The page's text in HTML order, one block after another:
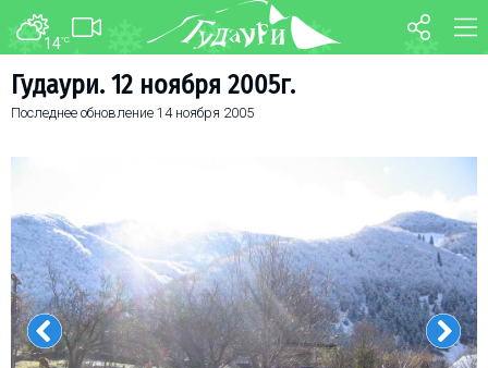
14°C
Гудаури. 12 ноября 2005г.
Последнее обновление 14 ноября 2005
ФОРУМ
О курорте
Инструкторы
Прокат
Ски-сервис
Дети в Гудаури
Развлечения